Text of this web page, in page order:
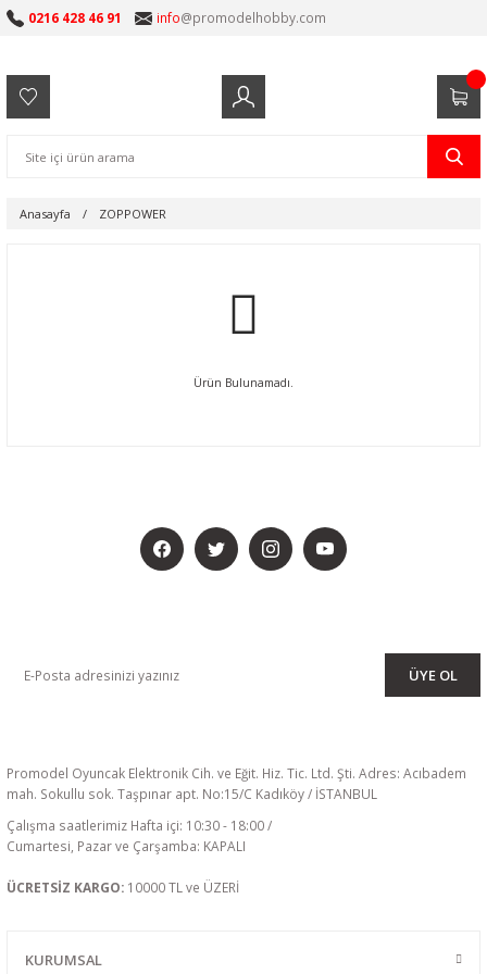
0216 428 46 91 info@promodelhobby.com
Anasayfa ZOPPOWER
Ürün Bulunamadı.
ÜYE OL
Promodel Oyuncak Elektronik Cih. ve Eğit. Hiz. Tic. Ltd. Şti. Adres: Acıbadem
mah. Sokullu sok. Taşpınar apt. No:15/C Kadıköy / İSTANBUL
Çalışma saatlerimiz Hafta içi: 10:30 - 18:00 /
Cumartesi, Pazar ve Çarşamba: KAPALI
ÜCRETSİZ KARGO: 10000 TL ve ÜZERİ
KURUMSAL